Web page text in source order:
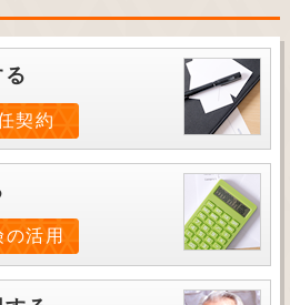
契約
活用